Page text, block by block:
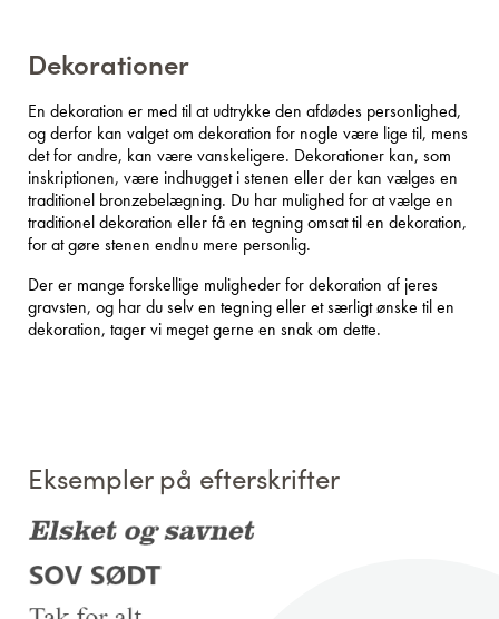
Dekorationer
En dekoration er med til at udtrykke den afdødes personlighed,
og derfor kan valget om dekoration for nogle være lige til, mens
det for andre, kan være vanskeligere. Dekorationer kan, som
inskriptionen, være indhugget i stenen eller der kan vælges en
traditionel bronzebelægning. Du har mulighed for at vælge en
traditionel dekoration eller få en tegning omsat til en dekoration,
for at gøre stenen endnu mere personlig.
Der er mange forskellige muligheder for dekoration af jeres
gravsten, og har du selv en tegning eller et særligt ønske til en
dekoration, tager vi meget gerne en snak om dette.
Eksempler på efterskrifter